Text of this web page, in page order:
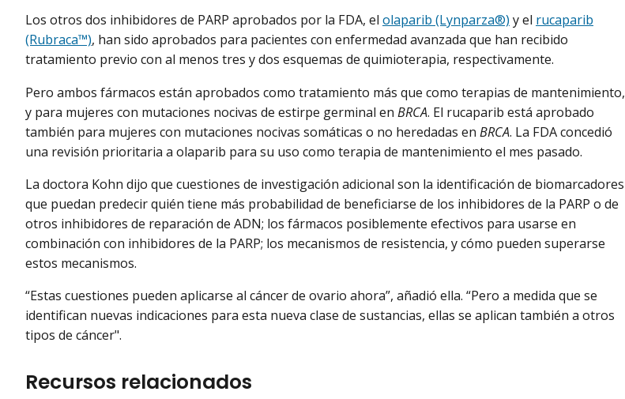
Los otros dos inhibidores de PARP aprobados por la FDA, el olaparib (Lynparza®) y el rucaparib
(Rubraca™), han sido aprobados para pacientes con enfermedad avanzada que han recibido
tratamiento previo con al menos tres y dos esquemas de quimioterapia, respectivamente.
Pero ambos fármacos están aprobados como tratamiento más que como terapias de mantenimiento,
y para mujeres con mutaciones nocivas de estirpe germinal en BRCA. El rucaparib está aprobado
también para mujeres con mutaciones nocivas somáticas o no heredadas en BRCA. La FDA concedió
una revisión prioritaria a olaparib para su uso como terapia de mantenimiento el mes pasado.
La doctora Kohn dijo que cuestiones de investigación adicional son la identificación de biomarcadores
que puedan predecir quién tiene más probabilidad de beneficiarse de los inhibidores de la PARP o de
otros inhibidores de reparación de ADN; los fármacos posiblemente efectivos para usarse en
combinación con inhibidores de la PARP; los mecanismos de resistencia, y cómo pueden superarse
estos mecanismos.
“Estas cuestiones pueden aplicarse al cáncer de ovario ahora”, añadió ella. “Pero a medida que se
identifican nuevas indicaciones para esta nueva clase de sustancias, ellas se aplican también a otros
tipos de cáncer".
Recursos relacionados